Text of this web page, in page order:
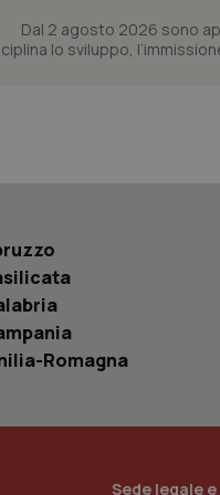
Dal 2 agosto 2026 sono
lo sviluppo,
Romagna
Sede legale
VISITOR_INFO1_LIVE